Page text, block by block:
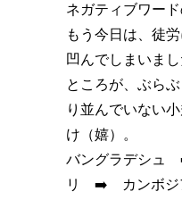
ネガティブワード
もう今日は、徒
凹んでしまいまし
ところが、ぶら
り並んでいない
け（嬉）。
バングラデシ
リ ➡️ カンボジ